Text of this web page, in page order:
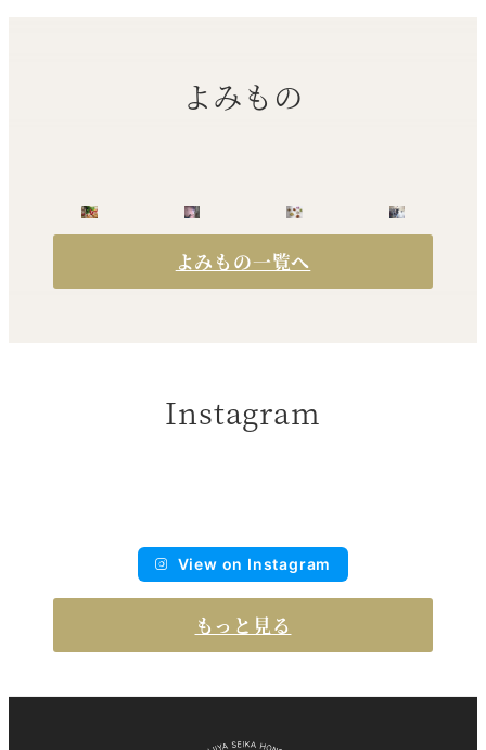
よみもの
よみもの一覧へ
Instagram
View on Instagram
もっと見る